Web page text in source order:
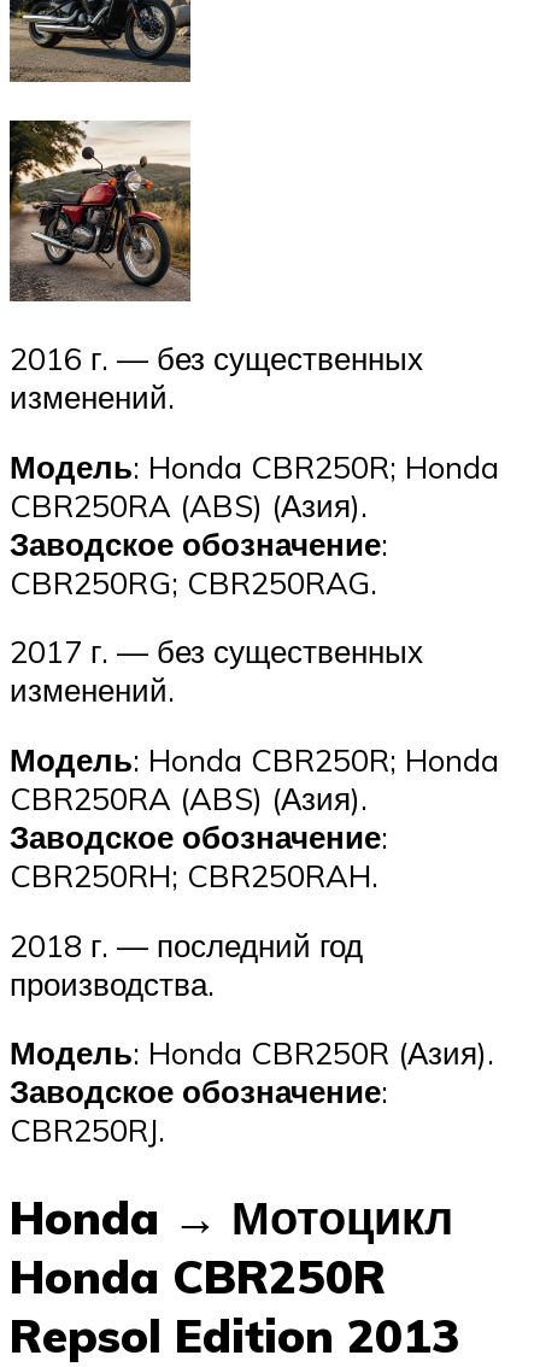
2016 г. — без существенных
изменений.
Модель: Honda CBR250R; Honda
CBR250RA (ABS) (Азия).
Заводское обозначение:
CBR250RG; CBR250RAG.
2017 г. — без существенных
изменений.
Модель: Honda CBR250R; Honda
CBR250RA (ABS) (Азия).
Заводское обозначение:
CBR250RH; CBR250RAH.
2018 г. — последний год
производства.
Модель: Honda CBR250R (Азия).
Заводское обозначение:
CBR250RJ.
Honda → Мотоцикл
Honda CBR250R
Repsol Edition 2013